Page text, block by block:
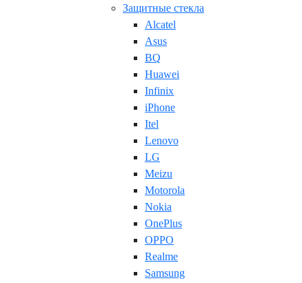
Защитные стекла
Alcatel
Asus
BQ
Huawei
Infinix
iPhone
Itel
Lenovo
LG
Meizu
Motorola
Nokia
OnePlus
OPPO
Realme
Samsung